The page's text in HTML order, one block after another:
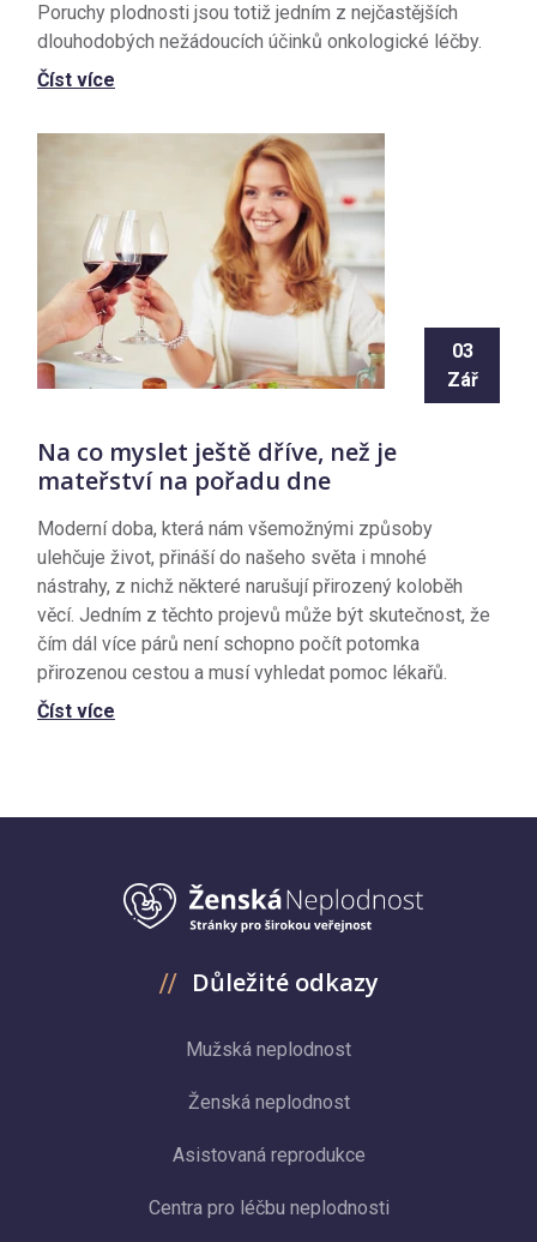
Poruchy plodnosti jsou totiž jedním z nejčastějších
dlouhodobých nežádoucích účinků onkologické léčby.
Číst více
03
Zář
Na co myslet ještě dříve, než je
mateřství na pořadu dne
Moderní doba, která nám všemožnými způsoby
ulehčuje život, přináší do našeho světa i mnohé
nástrahy, z nichž některé narušují přirozený koloběh
věcí. Jedním z těchto projevů může být skutečnost, že
čím dál více párů není schopno počít potomka
přirozenou cestou a musí vyhledat pomoc lékařů.
Číst více
Důležité odkazy
Mužská neplodnost
Ženská neplodnost
Asistovaná reprodukce
Centra pro léčbu neplodnosti